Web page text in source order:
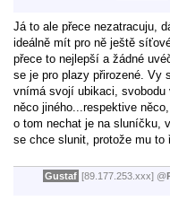
Já to ale přece nezatracuju,
ideálně mít pro ně ještě
přece to nejlepší a žádné
se je pro plazy přirozené. Vy
vnímá svojí ubikaci,
něco jiného...respektive
o tom nechat je na sluníčku,
se chce slunit, protože mu to
Gustaf [89.177.253.xxx] @